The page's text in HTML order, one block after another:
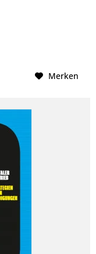
Merken